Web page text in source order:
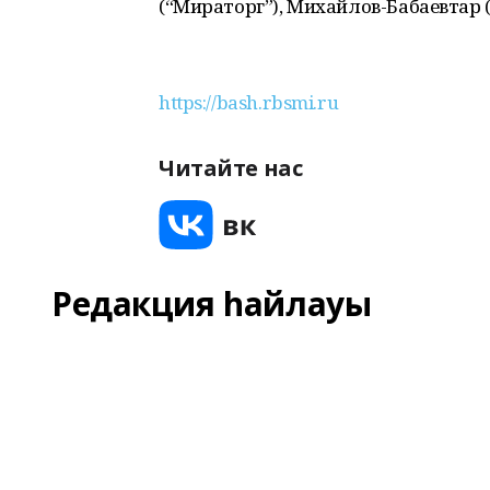
(“Мираторг”), Михайлов-
https://bash.rbsmi.ru
Читайте нас
Редакция һайлауы